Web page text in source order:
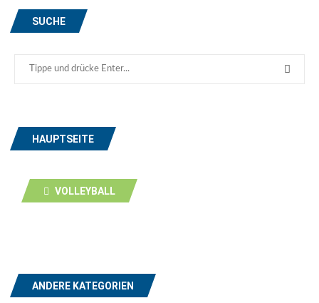
SUCHE
HAUPTSEITE
VOLLEYBALL
ANDERE KATEGORIEN